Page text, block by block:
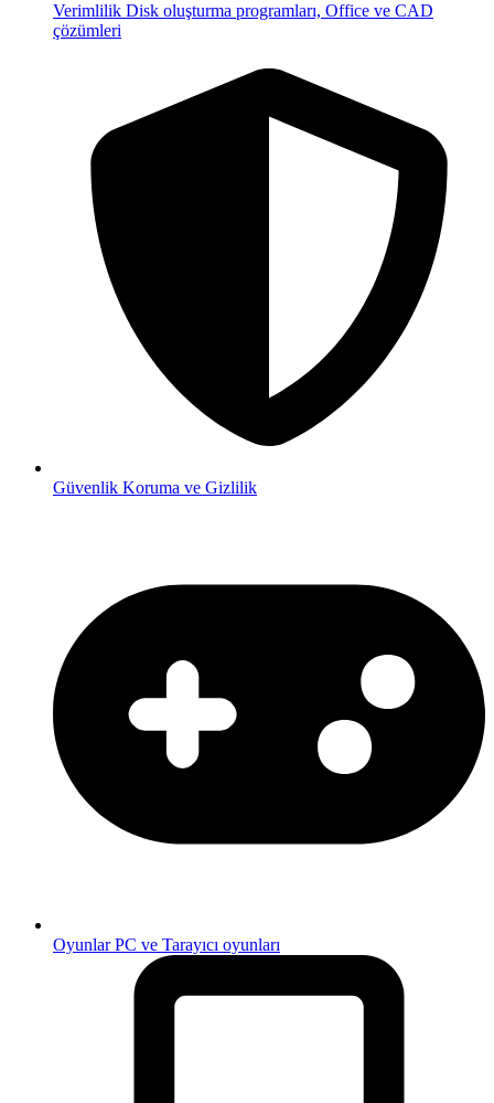
Verimlilik Disk oluşturma programları, Office ve CAD
çözümleri
Güvenlik Koruma ve Gizlilik
OyunlarPC ve Tarayıcı oyunları